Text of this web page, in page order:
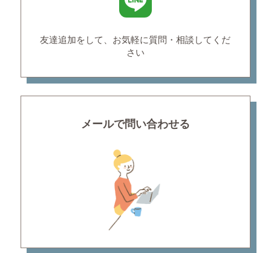
友達追加をして、お気軽に質問・相談してくだ
さい
メールで問い合わせる